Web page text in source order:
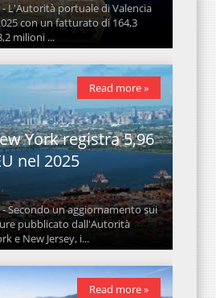
L'Autorità portuale di Valencia
con un fatturato di 164,3
milioni ...
York registra 5,96
nel 2025
Secondo un aggiornamento sui
pubblicato dall'Autorità
e New Jersey, i...
Read more »
Read more »